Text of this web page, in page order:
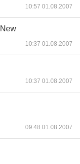
10:57 01.08.2007
10:37 01.08.2007
10:37 01.08.2007
09:48 01.08.2007